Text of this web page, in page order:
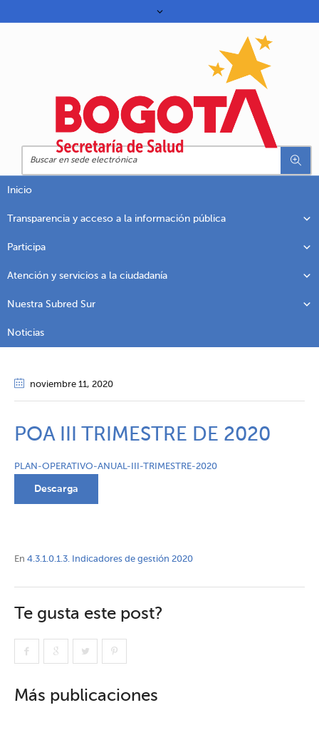
Inicio
Transparencia y acceso a la información pública
Participa
Atención y servicios a la ciudadanía
Nuestra Subred Sur
Noticias
noviembre 11, 2020
POA III TRIMESTRE DE 2020
PLAN-OPERATIVO-ANUAL-III-TRIMESTRE-2020
Descarga
En 4.3.1.0.1.3. Indicadores de gestión 2020
Te gusta este post?
Más publicaciones